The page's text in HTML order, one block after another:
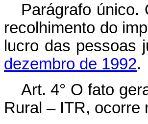
Parágrafo único.
recolhimento do
lucro das pessoas
dezembro de 1992.
Art. 4° O fato
Rural – ITR, ocorre